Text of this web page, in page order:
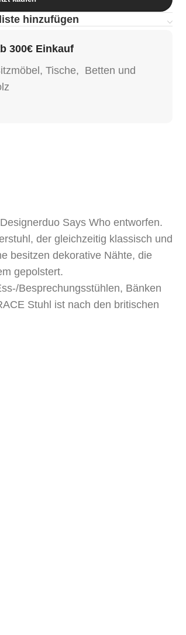
hinzufügen
300€ Einkauf
Tische, Betten und
Says Who entworfen.
der gleichzeitig klassisch und
besitzen dekorative Nähte, die
gepolstert.
Besprechungsstühlen, Bänken
Stuhl ist nach den britischen